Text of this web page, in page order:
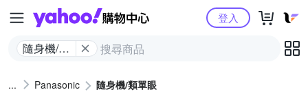
Yahoo購物中心
隨身機/類
登入
Panasonic 隨身機/類單眼